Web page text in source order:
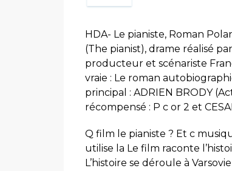
HDA- Le pianiste, Roman
(The pianist), drame réalisé
producteur et scénariste
vraie : Le roman
principal : ADRIEN BRODY
récompensé : P c or 2 et
Q film le pianiste ? Et c
utilise la Le film raconte
L’histoire se déroule à